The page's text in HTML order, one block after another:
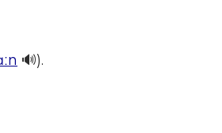
🔊).